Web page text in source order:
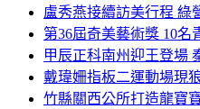
盧秀燕接續訪美行程 綠
第36屆奇美藝術獎 10名
甲辰正科南州迎王登場
戴瑋姍指板二運動場現
竹縣關西公所打造龍寶